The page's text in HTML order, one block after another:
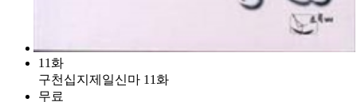
11화
구천십지제일신마 11화
무료